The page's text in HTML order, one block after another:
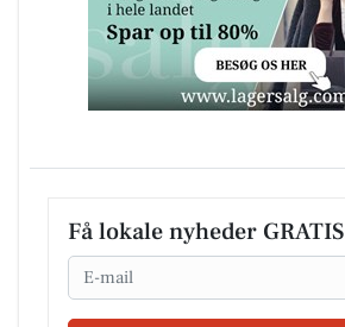
Få lokale nyheder GRATIS
Email